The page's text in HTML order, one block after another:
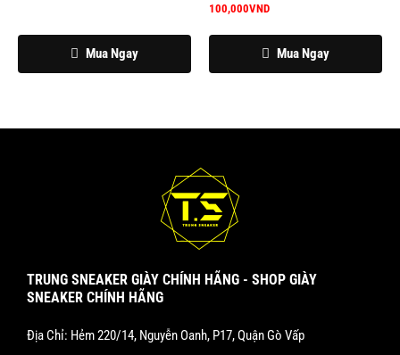
Mua Ngay
100,000VND
Mua Ngay
TRUNG SNEAKER GIÀY CHÍNH HÃNG - SHOP GIÀY
SNEAKER CHÍNH HÃNG
Địa Chỉ: Hẻm 220/14, Nguyễn Oanh, P17, Quận Gò Vấp